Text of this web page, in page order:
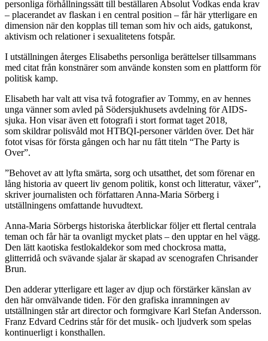
personliga förhållningssätt till beställaren Absolut Vodkas enda krav
– placerandet av flaskan i en central position – får här ytterligare en
dimension när den kopplas till teman som hiv och aids, gatukonst,
aktivism och relationer i sexualitetens fotspår.
I utställningen återges Elisabeths personliga berättelser tillsammans
med citat från konstnärer som använde konsten som en plattform för
politisk kamp.
Elisabeth har valt att visa två fotografier av Tommy, en av hennes
unga vänner som avled på Södersjukhusets avdelning för AIDS-
sjuka. Hon visar även ett fotografi i stort format taget 2018,
som skildrar polisvåld mot HTBQI-personer världen över. Det här
fotot visas för första gången och har nu fått titeln “The Party is
Over”.
”Behovet av att lyfta smärta, sorg och utsatthet, det som förenar en
lång historia av queert liv genom politik, konst och litteratur, växer”,
skriver journalisten och författaren Anna-Maria Sörberg i
utställningens omfattande huvudtext.
Anna-Maria Sörbergs historiska återblickar följer ett flertal centrala
teman och får här ta ovanligt mycket plats – den upptar en hel vägg.
Den lätt kaotiska festlokaldekor som med chockrosa matta,
glitterridå och svävande sjalar är skapad av scenografen Chrisander
Brun.
Den adderar ytterligare ett lager av djup och förstärker känslan av
den här omvälvande tiden. För den grafiska inramningen av
utställningen står art director och formgivare Karl Stefan Andersson.
Franz Edvard Cedrins står för det musik- och ljudverk som spelas
kontinuerligt i konsthallen.